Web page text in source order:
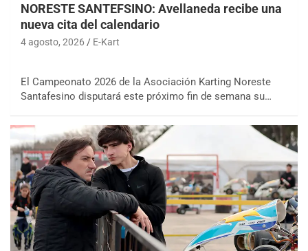
NORESTE SANTEFSINO: Avellaneda recibe una
nueva cita del calendario
4 agosto, 2026 E-Kart
El Campeonato 2026 de la Asociación Karting Noreste
Santafesino disputará este próximo fin de semana su…